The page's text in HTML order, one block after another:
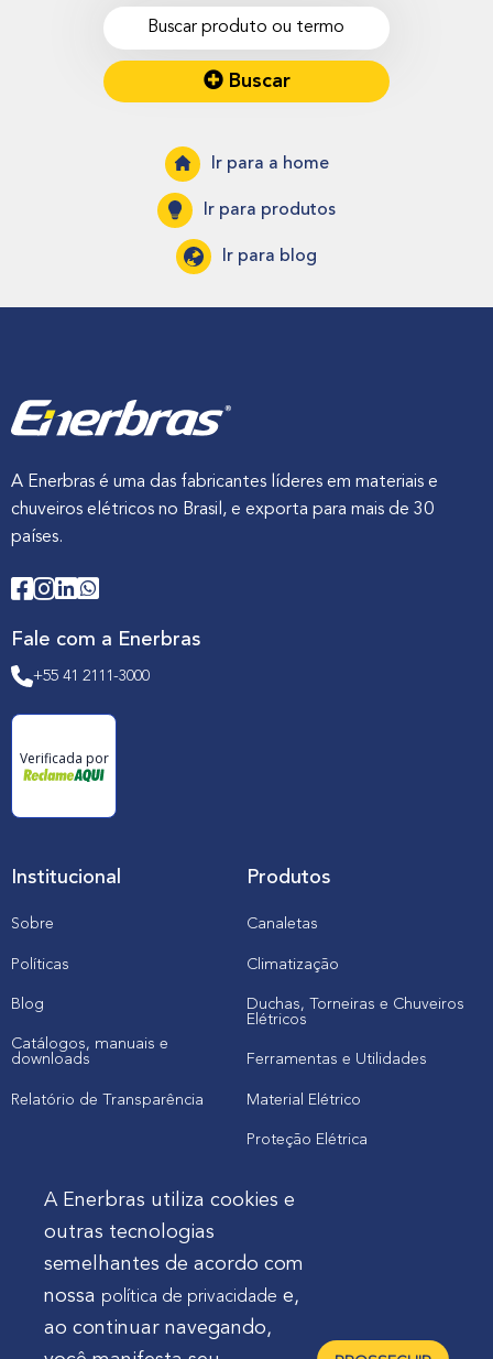
Buscar
Ir para a home
Ir para produtos
Ir para blog
A Enerbras é uma das fabricantes líderes em materiais e
chuveiros elétricos no Brasil, e exporta para mais de 30
países.
Fale com a Enerbras
+55 41 2111-3000
Verificada por
Institucional
Sobre
Políticas
Blog
Catálogos, manuais e
downloads
Relatório de Transparência
Produtos
Canaletas
Climatização
Duchas, Torneiras e Chuveiros
Elétricos
Ferramentas e Utilidades
Material Elétrico
Proteção Elétrica
Cliente
Onde comprar produtos
Quero Enerbras na minha loja
A Enerbras utiliza cookies e
outras tecnologias
semelhantes de acordo com
nossa política de privacidade e,
ao continuar navegando,